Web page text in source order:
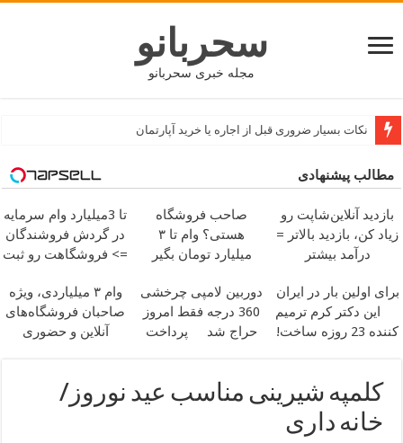
سحربانو
مجله خبری سحربانو
نکات بسیار ضروری قبل از اجاره یا خرید آپارتمان
پیام تبریک تولد رسمی با متن باکلاس و کوتاه
مطالب پیشنهادی
بازدید آنلاین‌شاپت رو
زیاد کن، بازدید بالاتر =
درآمد بیشتر
صاحب فروشگاه
هستی؟ وام تا ۳
میلیارد تومان بگیر
تا 3میلیارد وام سرمایه
در گردش فروشندگان
=> فروشگاهت رو ثبت
برای اولین بار در ایران
این دکتر کرم ترمیم
کننده 23 روزه ساخت!
دوربین لامپی چرخشی
360 درجه فقط امروز
حراج شد
پرداخت
وام ۳ میلیاردی، ویژه
صاحبان فروشگاه‌های
آنلاین و حضوری
کلمپه شیرینی مناسب عید نوروز/
خانه داری